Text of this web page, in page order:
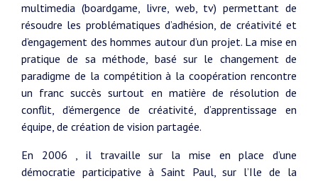
multimedia (boardgame, livre, web, tv) permettant de
résoudre les problématiques d’adhésion, de créativité et
d’engagement des hommes autour d’un projet. La mise en
pratique de sa méthode, basé sur le changement de
paradigme de la compétition à la coopération rencontre
un franc succès surtout en matière de résolution de
conflit, d’émergence de créativité, d’apprentissage en
équipe, de création de vision partagée.
En 2006 , il travaille sur la mise en place d’une
démocratie participative à Saint Paul, sur l’Ile de la